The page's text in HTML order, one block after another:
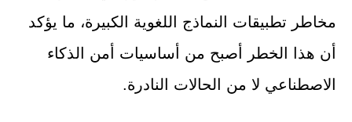
مخاطر تطبيقات النماذج اللغوية الكبيرة، ما يؤكد
أن هذا الخطر أصبح من أساسيات أمن الذكاء
الاصطناعي لا من الحالات النادرة.